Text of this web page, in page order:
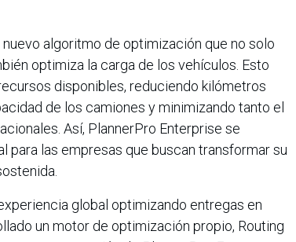
algoritmo de optimización que no solo
optimiza la carga de los vehículos. Esto
disponibles, reduciendo kilómetros
de los camiones y minimizando tanto el
Así, PlannerPro Enterprise se
para las empresas que buscan transformar su
global optimizando entregas en
un motor de optimización propio, Routing